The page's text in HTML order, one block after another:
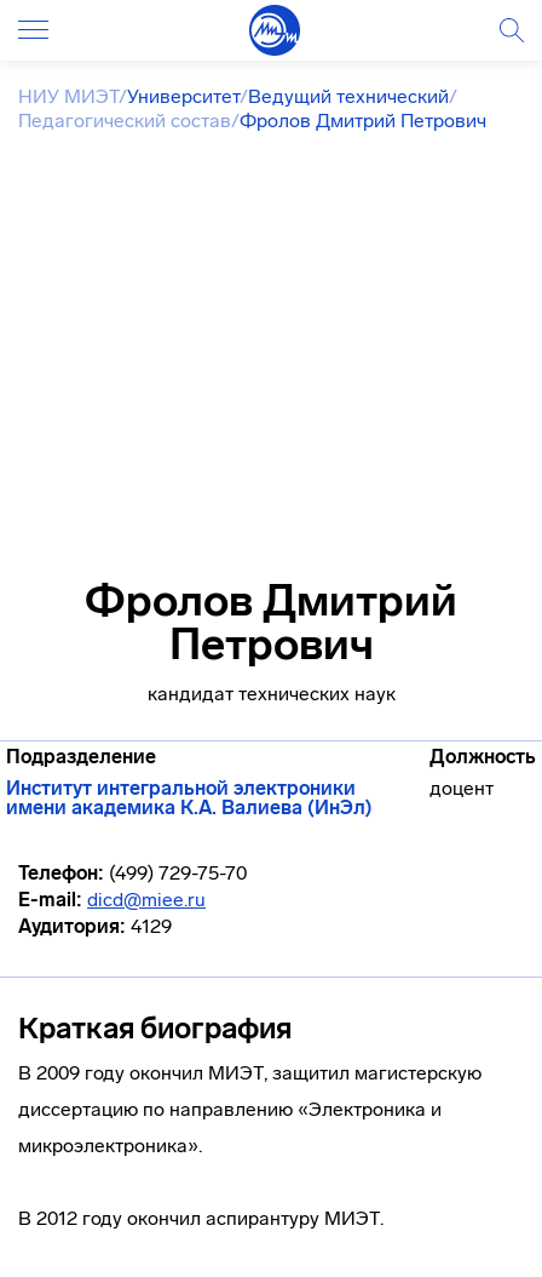
НИУ МИЭТ/Университет/Ведущий технический/
Педагогический состав/Фролов Дмитрий Петрович
Фролов Дмитрий
Петрович
кандидат технических наук
Подразделение
Должность
Институт интегральной электроники
имени академика К.А. Валиева (ИнЭл)
доцент
Телефон: (499) 729-75-70
E-mail: dicd@miee.ru
Аудитория: 4129
Краткая биография
В 2009 году окончил МИЭТ, защитил магистерскую
диссертацию по направлению «Электроника и
микроэлектроника».
В 2012 году окончил аспирантуру МИЭТ.